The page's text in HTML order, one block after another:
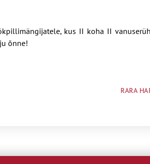
kus II koha II
õnne!
RARA